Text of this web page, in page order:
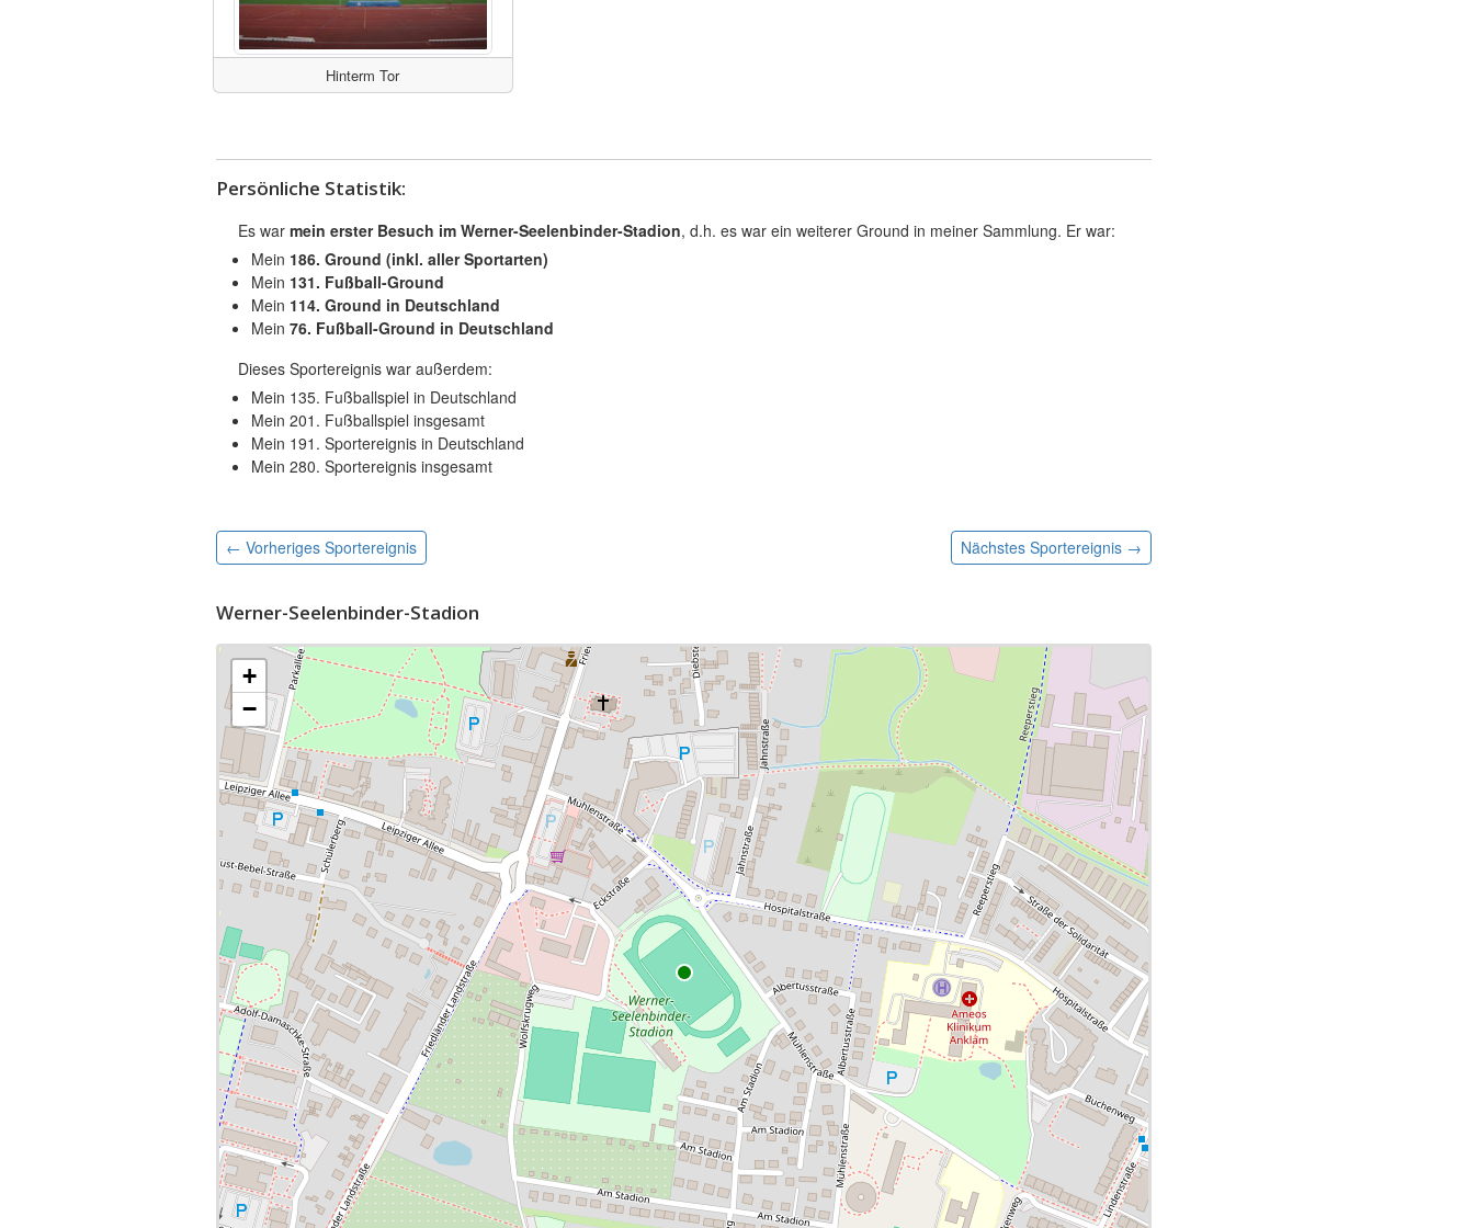
Hinterm Tor
Persönliche Statistik:
Es war mein erster Besuch im Werner-Seelenbinder-Stadion‎, d.h. es war ein weiterer Ground in meiner Sammlung. Er war:
Mein 186. Ground (inkl. aller Sportarten)
Mein 131. Fußball-Ground
Mein 114. Ground in Deutschland
Mein 76. Fußball-Ground in Deutschland
Dieses Sportereignis war außerdem:
Mein 135. Fußballspiel in Deutschland
Mein 201. Fußballspiel insgesamt
Mein 191. Sportereignis in Deutschland
Mein 280. Sportereignis insgesamt
← Vorheriges Sportereignis Nächstes Sportereignis →
Werner-Seelenbinder-Stadion‎
+
−